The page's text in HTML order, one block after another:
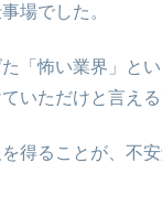
場でした。
「怖い業界」と
いただけと言える
得ることが、不